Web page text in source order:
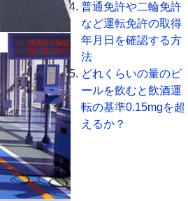
普通免許や二輪免許
など運転免許の取得
年月日を確認する方
法
どれくらいの量のビ
ールを飲むと飲酒運
転の基準0.15mgを超
えるか？